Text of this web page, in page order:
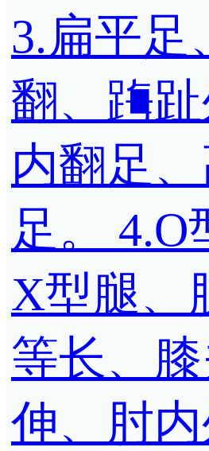
3.扁平足
翻、踇趾
内翻足
足。 4.O
X型腿、
等长、
伸、肘内